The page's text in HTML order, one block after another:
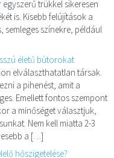
trükkel sikeresen
is. Kisebb felújítások a
színekre, például
életű bútorokat
elválaszthatatlan társak.
a pihenést, amit a
Emellett fontos szempont
a minőséget választjuk,
Nem kell miatta 2-3
a […]
hőszigetelése?